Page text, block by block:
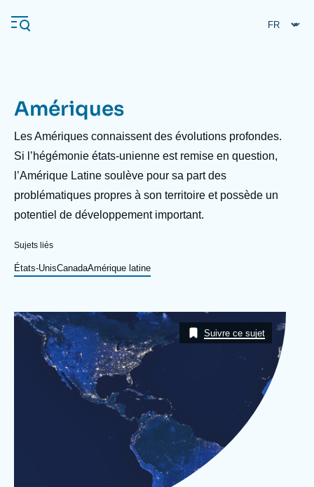
au
contenu
Navigation
principale
L'Ifri
Analyses
Événements
Se connecter
Nous soutenir
À propos de l'Ifri
L'Ifri en bref
Recherches fréquentes
Amériques
Description
Les Amériques connaissent des évolutions profondes.
Si l’hégémonie états-unienne est remise en question,
l’Amérique Latine soulève pour sa part des
problématiques propres à son territoire et possède un
potentiel de développement important.
Sujets liés
États-UnisCanadaAmérique latine
Image
Taxonomie
Suivre ce sujet